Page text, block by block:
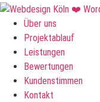
Über uns
Projektablauf
Leistungen
Bewertungen
Kundenstimmen
Kontakt